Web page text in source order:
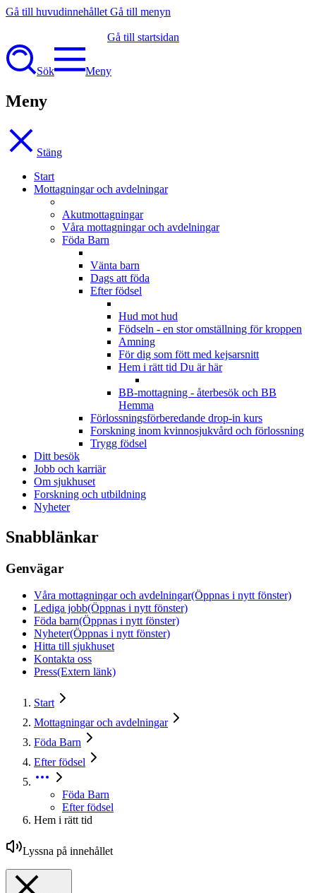
Gå till huvudinnehållet Gå till menyn
Gå till startsidan
Sök Meny
Meny
Stäng
Start
Mottagningar och avdelningar
Akutmottagningar
Våra mottagningar och avdelningar
Föda Barn
Vänta barn
Dags att föda
Efter födsel
Hud mot hud
Födseln - en stor omställning för kroppen
Amning
För dig som fött med kejsarsnitt
Hem i rätt tid Du är här
BB-mottagning - återbesök och BB
Hemma
Förlossningsförberedande drop-in kurs
Forskning inom kvinnosjukvård och förlossning
Trygg födsel
Ditt besök
Jobb och karriär
Om sjukhuset
Forskning och utbildning
Nyheter
Snabblänkar
Genvägar
Våra mottagningar och avdelningar(Öppnas i nytt fönster)
Lediga jobb(Öppnas i nytt fönster)
Föda barn(Öppnas i nytt fönster)
Nyheter(Öppnas i nytt fönster)
Hitta till sjukhuset
Kontakta oss
Press(Extern länk)
Start
Mottagningar och avdelningar
Föda Barn
Efter födsel
Föda Barn
Efter födsel
Hem i rätt tid
Lyssna på innehållet